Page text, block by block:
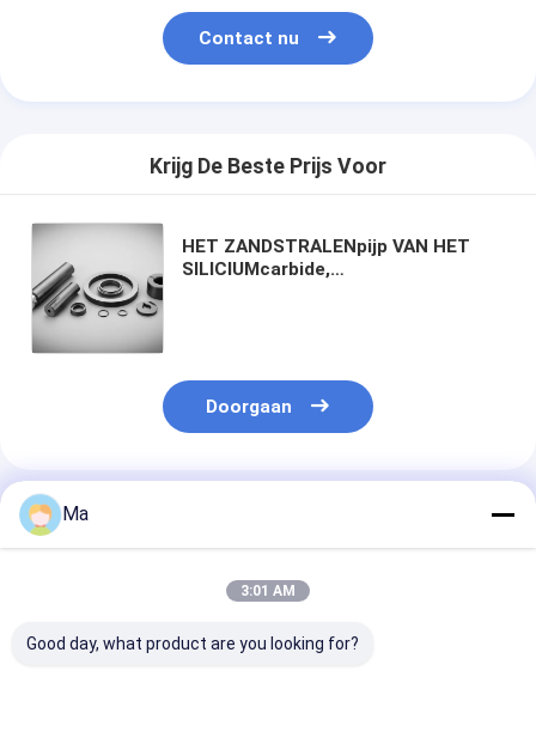
Contact nu
Krijg De Beste Prijs Voor
HET ZANDSTRALENpijp VAN HET
SILICIUMcarbide,
Doorgaan
Geadviseerde Producten
Ma
3:01 AM
Good day, what product are you looking for?